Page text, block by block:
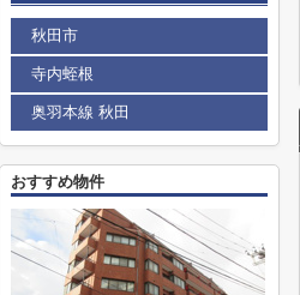
秋田市
寺内蛭根
奥羽本線 秋田
おすすめ物件